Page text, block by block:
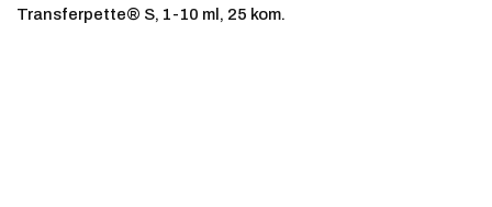
Transferpette® S, 1-10 ml, 25 kom.